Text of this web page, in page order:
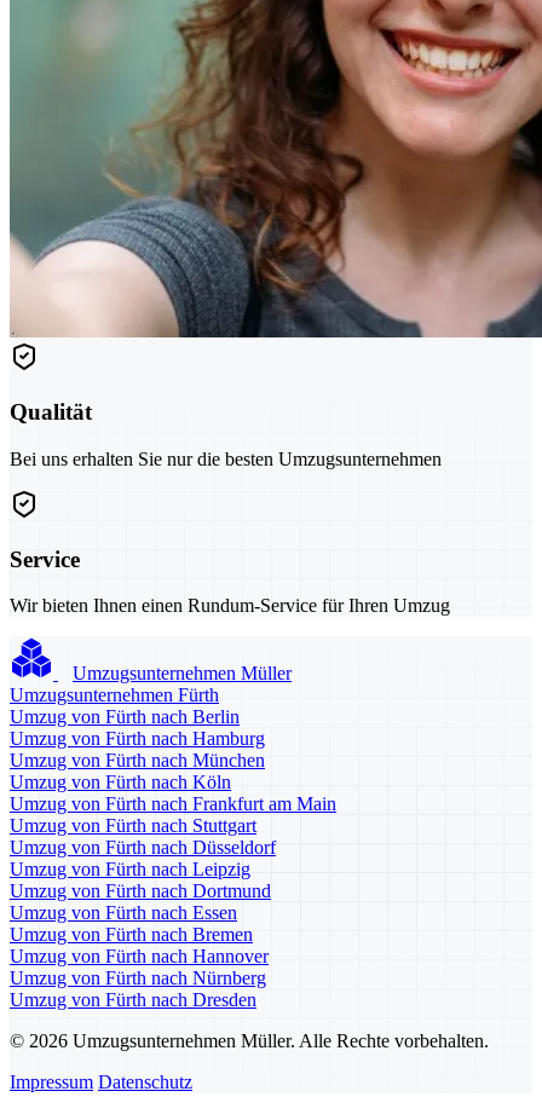
Qualität
Bei uns erhalten Sie nur die besten Umzugsunternehmen
Service
Wir bieten Ihnen einen Rundum-Service für Ihren Umzug
Umzugsunternehmen Müller
Umzugsunternehmen Fürth
Umzug von Fürth nach Berlin
Umzug von Fürth nach Hamburg
Umzug von Fürth nach München
Umzug von Fürth nach Köln
Umzug von Fürth nach Frankfurt am Main
Umzug von Fürth nach Stuttgart
Umzug von Fürth nach Düsseldorf
Umzug von Fürth nach Leipzig
Umzug von Fürth nach Dortmund
Umzug von Fürth nach Essen
Umzug von Fürth nach Bremen
Umzug von Fürth nach Hannover
Umzug von Fürth nach Nürnberg
Umzug von Fürth nach Dresden
© 2026 Umzugsunternehmen Müller. Alle Rechte vorbehalten.
Impressum Datenschutz